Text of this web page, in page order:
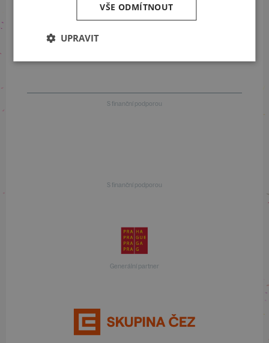
Informace o programu
+420 257 310 414
S finanční podporou
S finanční podporou
Generální partner
VŠE ODMÍTNOUT
UPRAVIT